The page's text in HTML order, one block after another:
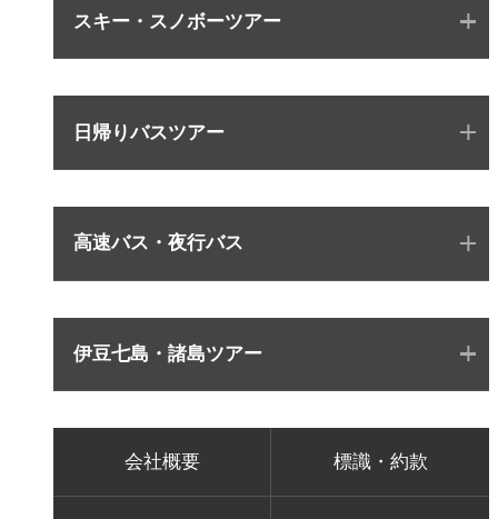
スキー・スノボーツアー
日帰りバスツアー
高速バス・夜行バス
伊豆七島・諸島ツアー
会社概要 標識・約款